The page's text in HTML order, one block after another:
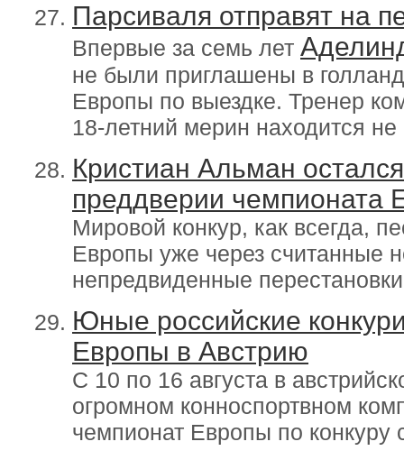
Парсиваля отправят на
Впервые за семь лет
не были приглашены в
Европы по выездке. Тренер
18-летний мерин находится
Кристиан Альман
преддверии чемпионата
Мировой конкур, как всегда,
Европы уже через считанные
непредвиденные
Юные российские
Европы в Австрию
С 10 по 16 августа в
огромном конноспортвном
чемпионат Европы по